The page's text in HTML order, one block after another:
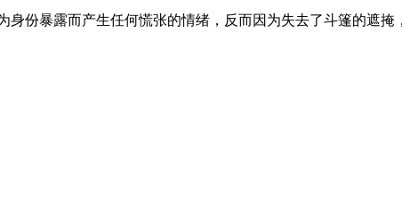
露而产生任何慌张的情绪，反而因为失去了斗篷的遮掩